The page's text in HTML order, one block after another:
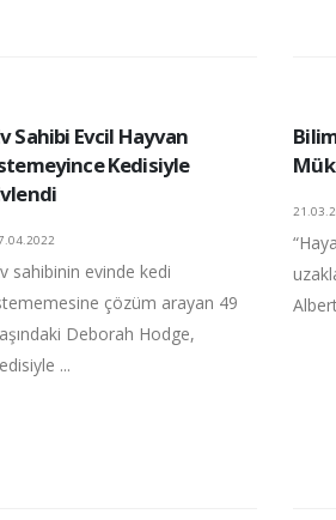
Sahibi Evcil Hayvan
Kedisiyle
sahibinin evinde kedi
çözüm arayan 49
Deborah Hodge,
...